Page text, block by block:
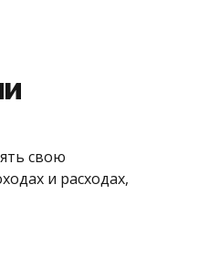
свою
и расходах,